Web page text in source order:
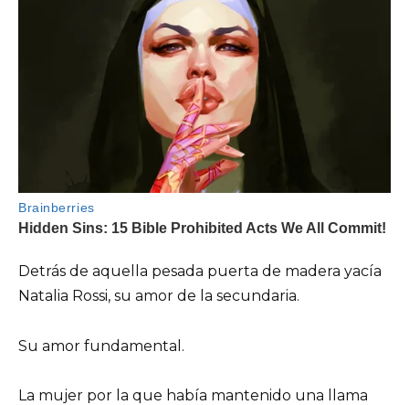
Detrás de aquella pesada puerta de madera yacía
Natalia Rossi, su amor de la secundaria.
Su amor fundamental.
La mujer por la que había mantenido una llama